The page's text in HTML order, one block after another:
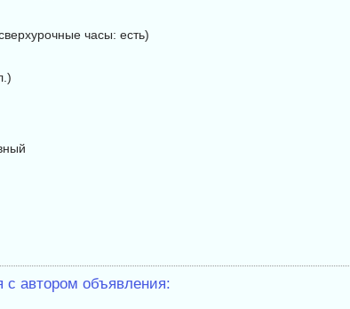
часы: есть)
с автором объявления: